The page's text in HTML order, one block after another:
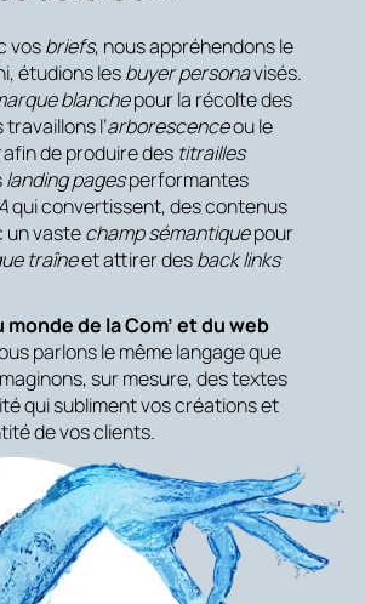
vosbriefs, nous appréhendons le
étudions lesbuyer personavisés.
blanchepour la récolte des
travaillons l’arborescenceou le
afin de produire des titrailles
landing pagesperformantes
qui convertissent, des contenus
un vastechamp sémantiquepour
traîneet attirer desback links
monde de la Com’ et du web
parlons le même langage que
sur mesure, des textes
qui subliment vos créations et
de vos clients.